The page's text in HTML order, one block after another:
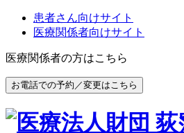
患者さん向けサイト
医療関係者向けサイト
医療関係者の方はこちら
お電話での予約／変更はこちら